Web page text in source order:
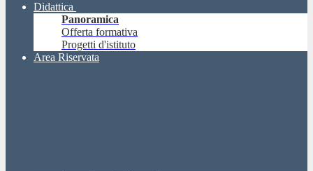
Didattica
Panoramica
Offerta formativa
Progetti d'istituto
Area Riservata